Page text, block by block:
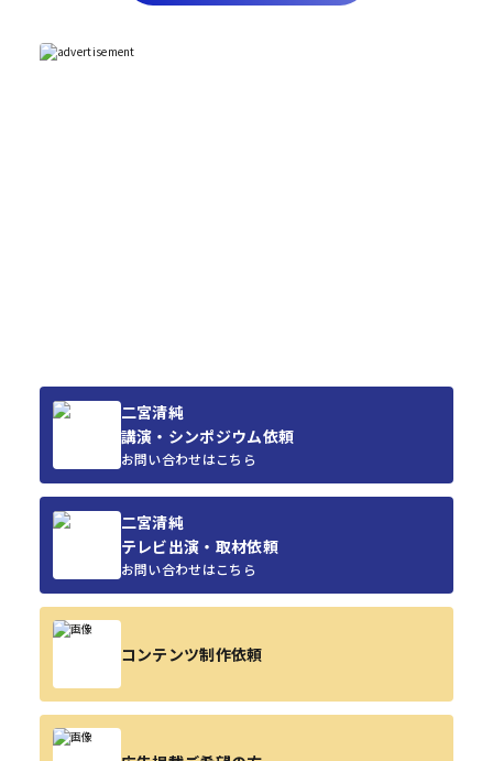
二宮清純
講演・シンポジウム依頼
お問い合わせはこちら
二宮清純
テレビ出演・取材依頼
お問い合わせはこちら
コンテンツ制作依頼